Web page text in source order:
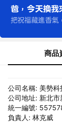
商品
公司名稱: 美勢科
公司地址: 新北
統一編號:
負責人: 林克威